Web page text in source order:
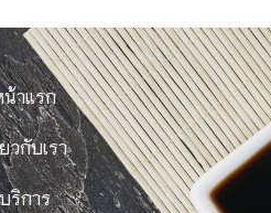
าแรก
วกับเรา
ริการ